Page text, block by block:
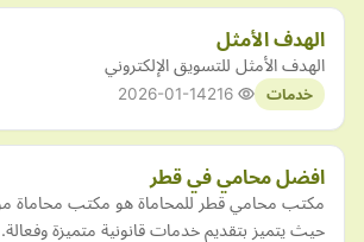
الهدف الأمثل
الهدف الأمثل للتسويق الإلكتروني
خدمات 2026-01-14
افضل محامي في قطر
مكتب محامي قطر للمحاماة هو مكتب محاماة
حيث يتميز بتقديم خدمات قانونية متميزة